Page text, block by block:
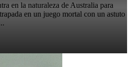
en la naturaleza de Australia para
en un juego mortal con un astuto